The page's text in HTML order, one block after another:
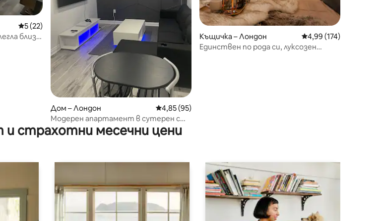
Средна оценка: 5 от 5, 22 отзива
5 (22)
близо
Дом – Лондон Средна оценка: 4,85 от 5, 95 отзива
4,85 (95)
Модерен апартамент в сутерен с
отделен вход
Къщичка – Лондон Средна оценка: 4,99
4,99 (174)
Единствен по рода си, луксозен
страхотни месечни цени